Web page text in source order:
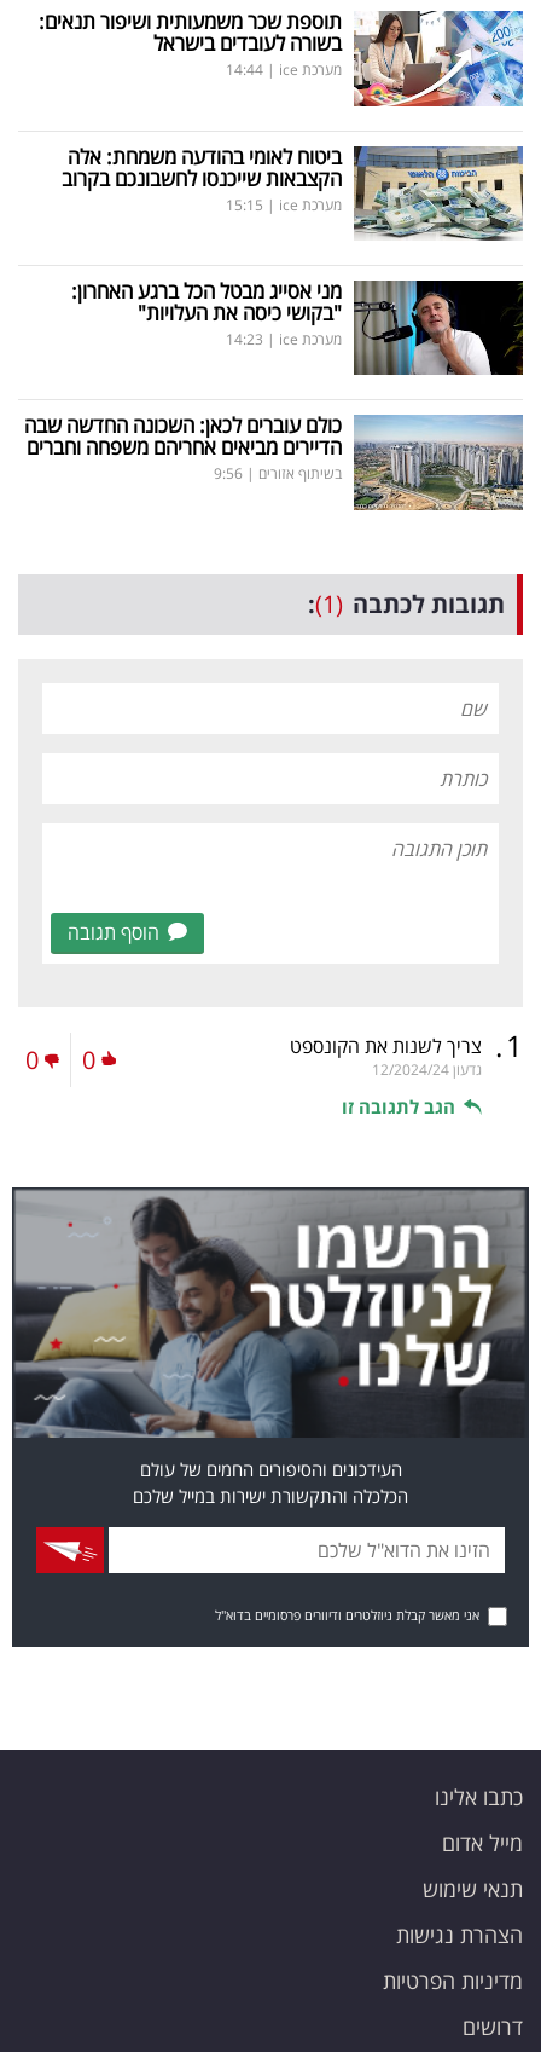
תוספת שכר משמעותית ושיפור תנאים:
בשורה לעובדים בישראל
מערכת ice |
14:44
ביטוח לאומי בהודעה משמחת: אלה
הקצבאות שייכנסו לחשבונכם בקרוב
מערכת ice |
15:15
מני אסייג מבטל הכל ברגע האחרון:
"בקושי כיסה את העלויות"
מערכת ice |
14:23
כולם עוברים לכאן: השכונה החדשה שבה
הדיירים מביאים אחריהם משפחה וחברים
בשיתוף אזורים |
9:56
תגובות לכתבה (1)
:
הוסף תגובה
1
. צריך לשנות את הקונספט
גדעון12/2024/24
הגב לתגובה זו
0
0
העידכונים והסיפורים החמים של עולם
הכלכלה והתקשורת ישירות במייל שלכם
אני מאשר קבלת ניוזלטרים ודיוורים פרסומיים בדוא"ל
כתבו אלינו
מייל אדום
תנאי שימוש
הצהרת נגישות
מדיניות הפרטיות
דרושים